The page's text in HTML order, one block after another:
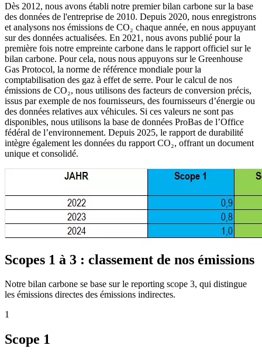
Dès 2012, nous avons établi notre premier bilan carbone sur la base
des données de l'entreprise de 2010. Depuis 2020, nous enregistrons
et analysons nos émissions de CO₂ chaque année, en nous appuyant
sur des données actualisées. En 2021, nous avons publié pour la
première fois notre empreinte carbone dans le rapport officiel sur le
bilan carbone. Pour cela, nous nous appuyons sur le Greenhouse
Gas Protocol, la norme de référence mondiale pour la
comptabilisation des gaz à effet de serre. Pour le calcul de nos
émissions de CO₂, nous utilisons des facteurs de conversion précis,
issus par exemple de nos fournisseurs, des fournisseurs d’énergie ou
des données relatives aux véhicules. Si ces valeurs ne sont pas
disponibles, nous utilisons la base de données ProBas de l’Office
fédéral de l’environnement. Depuis 2025, le rapport de durabilité
intègre également les données du rapport CO₂, offrant un document
unique et consolidé.
Scopes 1 à 3 : classement de nos émissions
Notre bilan carbone se base sur le reporting scope 3, qui distingue
les émissions directes des émissions indirectes.
1
Scope 1